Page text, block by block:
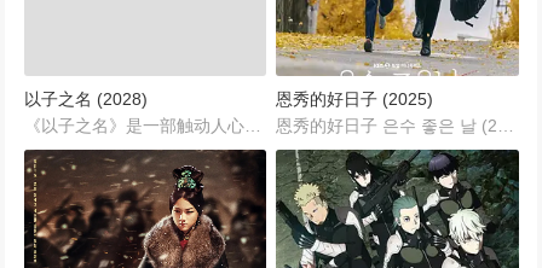
以子之名 (2028)
《以子之名》是一部触动人心、充满家庭伦理思考的剧情巨作。影片通过三个家庭的真实写照，深刻探讨了现代家庭中亲子关系、教育观念与个人成长的复杂题材。在快速变化的社会背景下，家庭成为每个人情感和价值观的核心，而这部作品用细腻的笔触展现了不同家庭面对的育儿困境和心理矛盾。...
恩秀的好日子 (2025)
恩秀的好日子 은수 좋은 날 (2025)...